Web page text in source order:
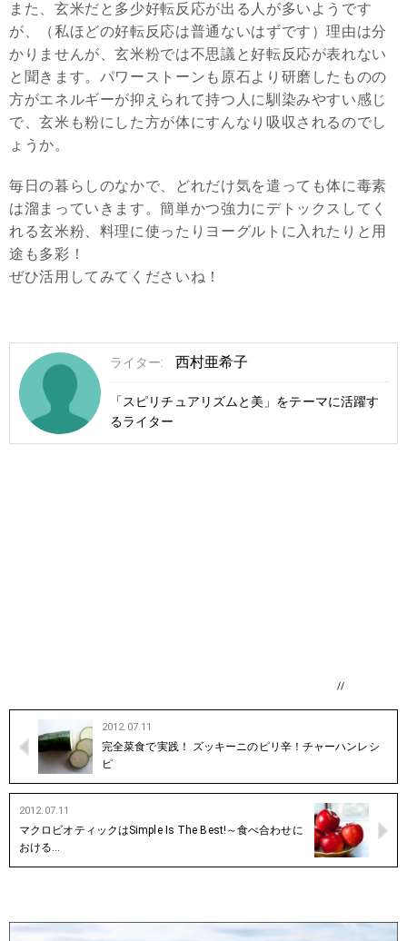
また、玄米だと多少好転反応が出る人が多いようです
が、（私ほどの好転反応は普通ないはずです）理由は分
かりませんが、玄米粉では不思議と好転反応が表れない
と聞きます。パワーストーンも原石より研磨したものの
方がエネルギーが抑えられて持つ人に馴染みやすい感じ
で、玄米も粉にした方が体にすんなり吸収されるのでし
ょうか。
毎日の暮らしのなかで、どれだけ気を遣っても体に毒素
は溜まっていきます。簡単かつ強力にデトックスしてく
れる玄米粉、料理に使ったりヨーグルトに入れたりと用
途も多彩！
ぜひ活用してみてくださいね！
ライター: 西村亜希子
「スピリチュアリズムと美」をテーマに活躍す
るライター
//
2012.07.11
完全菜食で実践！ ズッキーニのピリ辛！チャーハンレシ
ピ
2012.07.11
マクロビオティックはSimple Is The Best!～食べ合わせに
おける…